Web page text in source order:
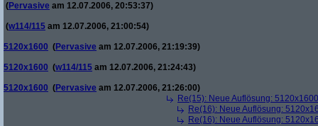
(Pervasive am 12.07.2006, 20:53:37)
(w114/115 am 12.07.2006, 21:00:54)
5120x1600 (Pervasive am 12.07.2006, 21:19:39)
5120x1600 (w114/115 am 12.07.2006, 21:24:43)
5120x1600 (Pervasive am 12.07.2006, 21:26:00)
Re(15): Neue Auflösung: 5120x1600
Re(16): Neue Auflösung:
Re(16): Neue Auflösung: